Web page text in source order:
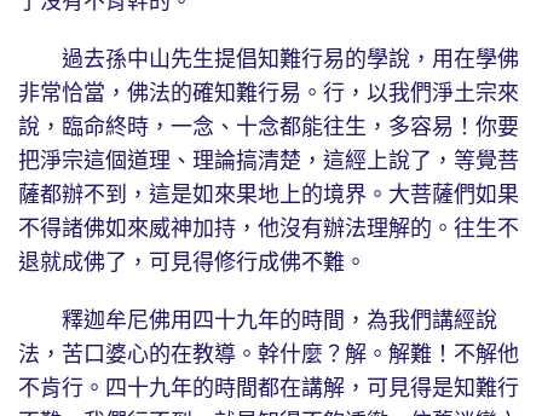
過去孫中山先生提倡知難行易的學說，用在學佛
非常恰當，佛法的確知難行易。行，以我們淨土宗來
說，臨命終時，一念、十念都能往生，多容易！你要
把淨宗這個道理、理論搞清楚，這經上說了，等覺菩
薩都辦不到，這是如來果地上的境界。大菩薩們如果
不得諸佛如來威神加持，他沒有辦法理解的。往生不
退就成佛了，可見得修行成佛不難。
釋迦牟尼佛用四十九年的時間，為我們講經說
法，苦口婆心的在教導。幹什麼？解。解難！不解他
不肯行。四十九年的時間都在講解，可見得是知難行